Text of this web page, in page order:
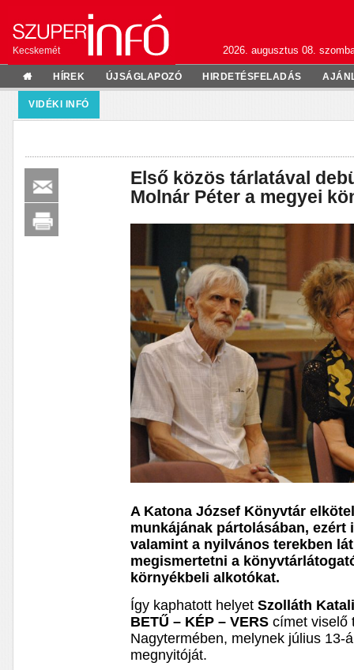
Kecskemét 2026. augusztus 08.
HÍREK ÚJSÁGLAPOZÓ HIRDETÉSFELADÁS
VIDÉKI INFÓ
Első közös tárlatával
Molnár Péter a megyei
A Katona József Könyvtár
munkájának pártolásában,
valamint a nyilvános terekben
megismertetni a
környékbeli alkotókat.
Így kaphatott helyet Szolláth
BETŰ – KÉP – VERS címet viselő
Nagytermében, melynek július 13-
megnyitóját.